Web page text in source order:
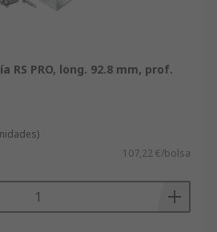
RS PRO, long. 92.8 mm, prof.
107,22 €/bolsa